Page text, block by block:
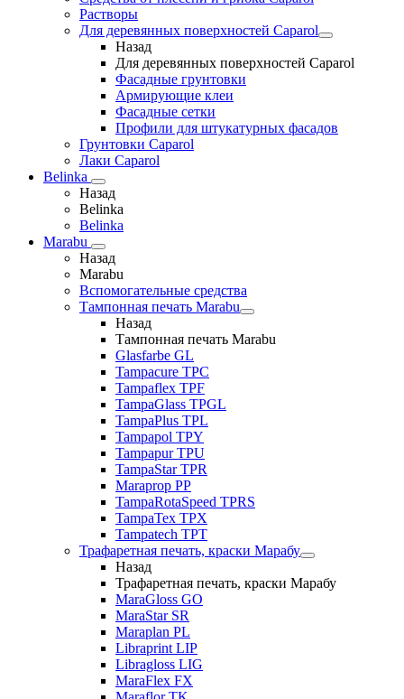
Растворы
Для деревянных поверхностей Caparol
Назад
Для деревянных поверхностей Caparol
Фасадные грунтовки
Армирующие клеи
Фасадные сетки
Профили для штукатурных фасадов
Грунтовки Caparol
Лаки Caparol
Belinka
Назад
Belinka
Belinka
Marabu
Назад
Marabu
Вспомогательные средства
Тампонная печать Marabu
Назад
Тампонная печать Marabu
Glasfarbe GL
Tampacure TPC
Tampaflex TPF
TampaGlass TPGL
TampaPlus TPL
Tampapol TPY
Tampapur TPU
TampaStar TPR
Maraprop PP
TampaRotaSpeed TPRS
TampaTex TPX
Tampatech TPT
Трафаретная печать, краски Марабу
Назад
Трафаретная печать, краски Марабу
MaraGloss GO
MaraStar SR
Maraplan PL
Libraprint LIP
Libragloss LIG
MaraFlex FX